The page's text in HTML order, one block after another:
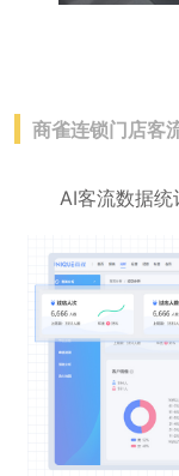
商雀连锁门店客
AI客流数据